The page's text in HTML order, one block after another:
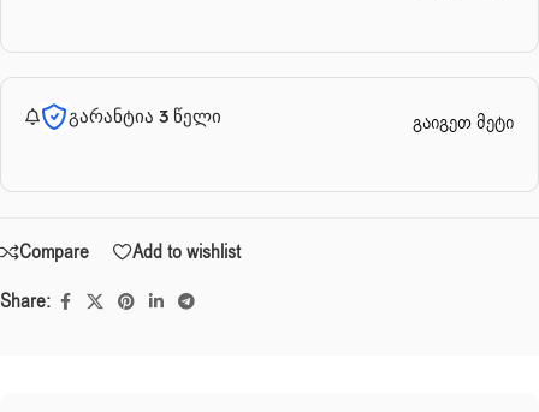
გარანტია 3 წელი გაიგეთ მეტი
Compare
Add to wishlist
Share: